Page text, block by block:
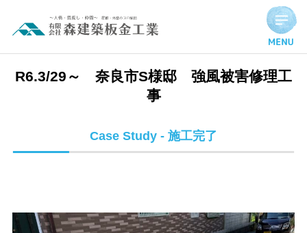
R6.3/29～ 奈良市S様邸 強風被害修理工事 | 施工完了実績
R6.3/29～ 奈良市S様邸 強風被害修理工
事
Case Study - 施工完了